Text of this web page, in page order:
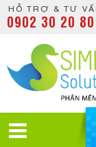
HỖ TRỢ & TƯ
0902 30 20 80